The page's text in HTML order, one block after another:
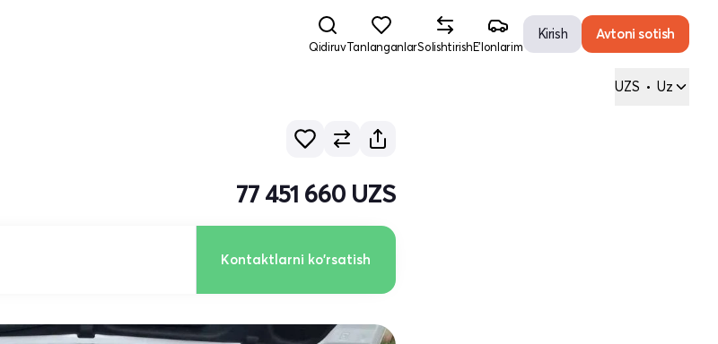
QidiruvTanlanganlarSolishtirishE'lonlarim
Kirish Avtoni sotish
UZS • Uz
77 451 660 UZS
Kontaktlarni ko'rsatish